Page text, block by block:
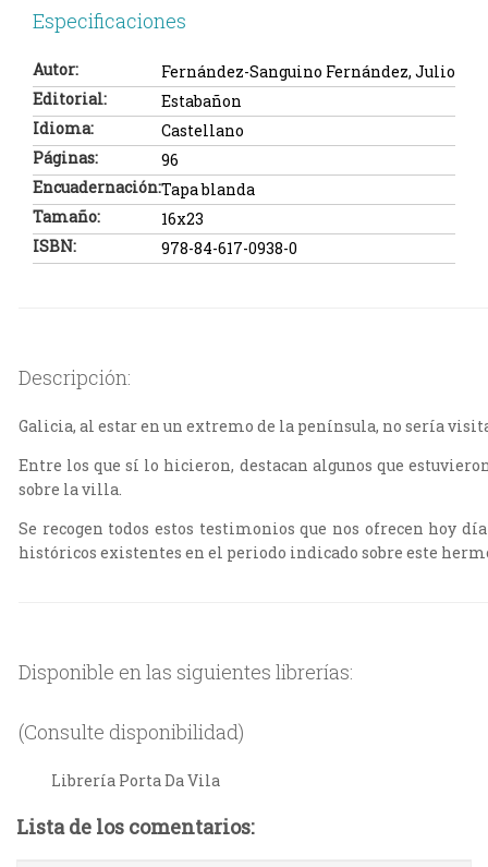
Especificaciones
Autor:
Fernández-Sanguino Fernández, Julio
Editorial:
Estabañon
Idioma:
Castellano
Páginas:
96
Encuadernación:Tapa blanda
Tamaño:
16x23
ISBN:
978-84-617-0938-0
Descripción:
Galicia, al estar en un extremo de la península, no sería
Entre los que sí lo hicieron, destacan algunos que
sobre la villa.
Se recogen todos estos testimonios que nos ofrecen hoy
históricos existentes en el periodo indicado sobre este
Disponible en las siguientes librerías:
(Consulte disponibilidad)
Librería Porta Da Vila
Lista de los comentarios: